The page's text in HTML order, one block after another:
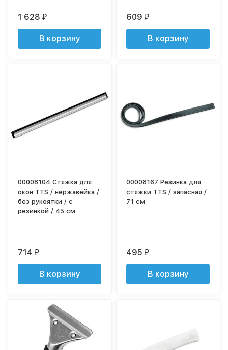
1 628₽
В корзину
609₽
В корзину
00008104 Стяжка для
окон TTS / нержавейка /
без рукоятки / с
резинкой / 45 см
714₽
В корзину
00008167 Резинка для
стяжки TTS / запасная /
71 см
495₽
В корзину